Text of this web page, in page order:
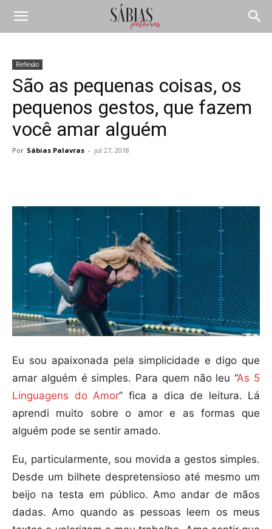
Reflexão
São as pequenas coisas, os
pequenos gestos, que fazem
você amar alguém
Por Sábias Palavras - jul 27, 2018
Eu sou apaixonada pela simplicidade e digo que
amar alguém é simples. Para quem não leu “As 5
Linguagens do Amor” fica a dica de leitura. Lá
aprendi muito sobre o amor e as formas que
alguém pode se sentir amado.
Eu, particularmente, sou movida a gestos simples.
Desde um bilhete despretensioso até mesmo um
beijo na testa em público. Amo andar de mãos
dadas. Amo quando as pessoas leem os meus